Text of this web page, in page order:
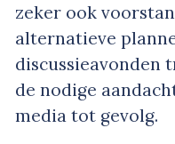
zeker ook
alternatieve
discussieavonden
de nodige
media tot gevolg.